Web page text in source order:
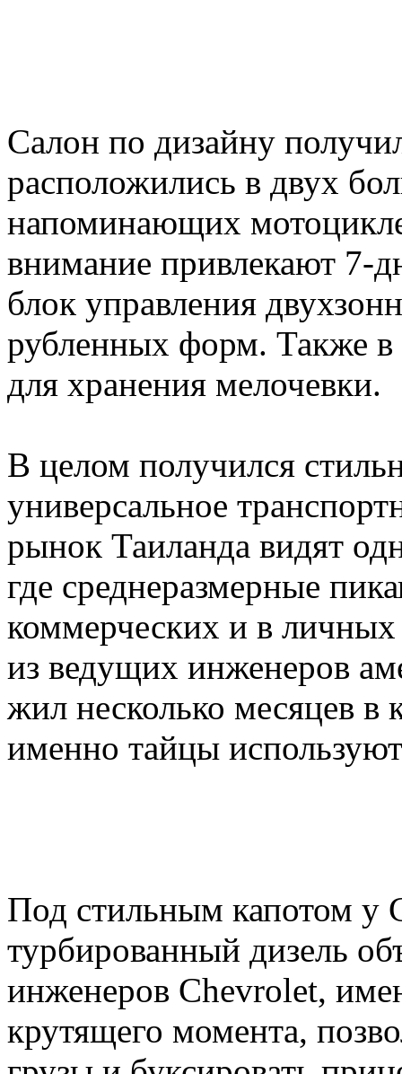
Салон по дизайну
расположились в двух
напоминающих
внимание привлекают 7-
блок управления
рубленных форм. Также в
для хранения мелочевки.
В целом получился
универсальное
рынок Таиланда видят
где среднеразмерные
коммерческих и в
из ведущих инженеров
жил несколько месяцев в
именно тайцы
Под стильным капотом у
турбированный дизель
инженеров Chevrolet,
крутящего момента,